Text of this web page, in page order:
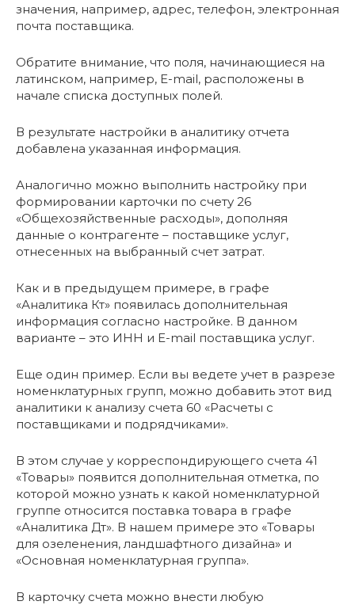
значения, например, адрес, телефон, электронная
почта поставщика.
Обратите внимание, что поля, начинающиеся на
латинском, например, E-mail, расположены в
начале списка доступных полей.
В результате настройки в аналитику отчета
добавлена указанная информация.
Аналогично можно выполнить настройку при
формировании карточки по счету 26
«Общехозяйственные расходы», дополняя
данные о контрагенте – поставщике услуг,
отнесенных на выбранный счет затрат.
Как и в предыдущем примере, в графе
«Аналитика Кт» появилась дополнительная
информация согласно настройке. В данном
варианте – это ИНН и E-mail поставщика услуг.
Еще один пример. Если вы ведете учет в разрезе
номенклатурных групп, можно добавить этот вид
аналитики к анализу счета 60 «Расчеты с
поставщиками и подрядчиками».
В этом случае у корреспондирующего счета 41
«Товары» появится дополнительная отметка, по
которой можно узнать к какой номенклатурной
группе относится поставка товара в графе
«Аналитика Дт». В нашем примере это «Товары
для озеленения, ландшафтного дизайна» и
«Основная номенклатурная группа».
В карточку счета можно внести любую